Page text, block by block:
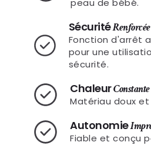
peau de bébé.
SécuritéRenforcée
Fonction d'arrêt
pour une
sécurité.
ChaleurConstante
Matériau doux
Autonomie
Fiable et conçu